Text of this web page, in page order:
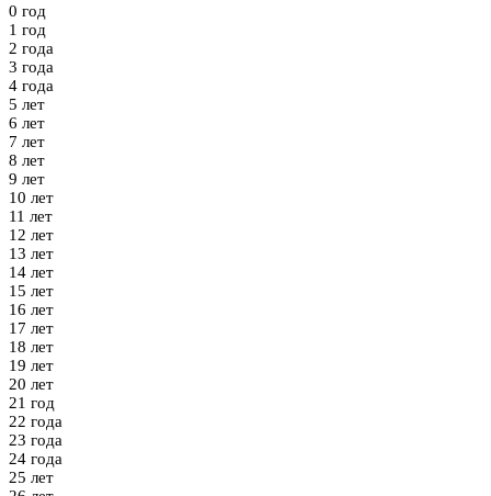
0 год
1 год
2 года
3 года
4 года
5 лет
6 лет
7 лет
8 лет
9 лет
10 лет
11 лет
12 лет
13 лет
14 лет
15 лет
16 лет
17 лет
18 лет
19 лет
20 лет
21 год
22 года
23 года
24 года
25 лет